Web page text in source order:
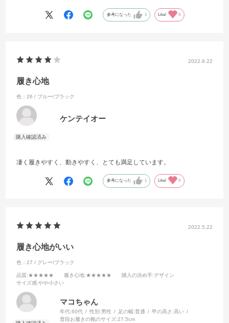
しています。
これからも買い続けたいと思います！
参考になった 1 Like! 0
2022.8.22
履き心地
色：26 / ブルー/ブラック
ケンテイオー
凄く履きやすく、動きやすく、とても満足しています。
参考になった 1 Like! 0
2022.5.22
履き心地がいい
色：27 / グレー/ブラック
品質:★★★★★ 履き心地:★★★★★ 購入の決め手:デザイン
サイズ感:やや小さい
マコちゃん
年代:60代 性別:男性 足の幅:普通 甲の高さ:高い
普段お履きの靴のサイズ:27.5cm